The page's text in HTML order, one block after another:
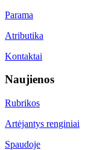
Parama
Atributika
Kontaktai
Naujienos
Rubrikos
Artėjantys renginiai
Spaudoje